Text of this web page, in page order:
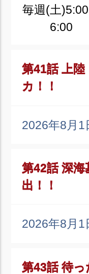
毎週(土)5:00
6:00
第41話 上陸
カ！！
2026年8月1
第42話 深
出！！
2026年8月1
第43話 待